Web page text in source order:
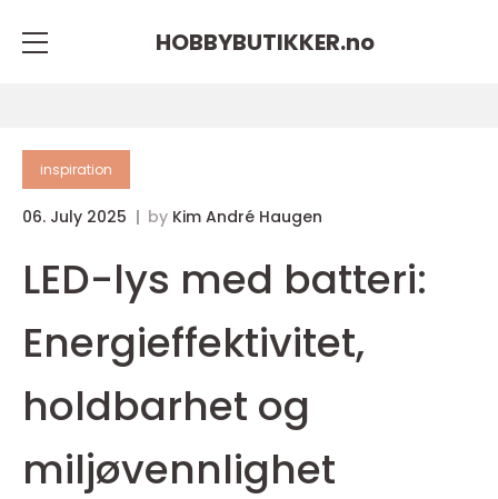
HOBBYBUTIKKER.no
inspiration
06. July 2025 by Kim André Haugen
LED-lys med batteri:
Energieffektivitet,
holdbarhet og
miljøvennlighet